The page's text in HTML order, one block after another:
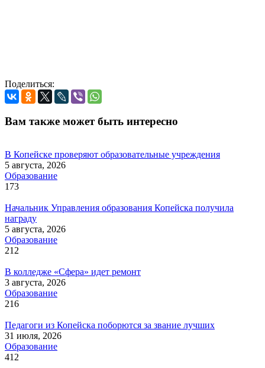
Поделиться:
Вам также может быть интересно
В Копейске проверяют образовательные учреждения
5 августа, 2026
Образование
173
Начальник Управления образования Копейска получила
награду
5 августа, 2026
Образование
212
В колледже «Сфера» идет ремонт
3 августа, 2026
Образование
216
Педагоги из Копейска поборются за звание лучших
31 июля, 2026
Образование
412